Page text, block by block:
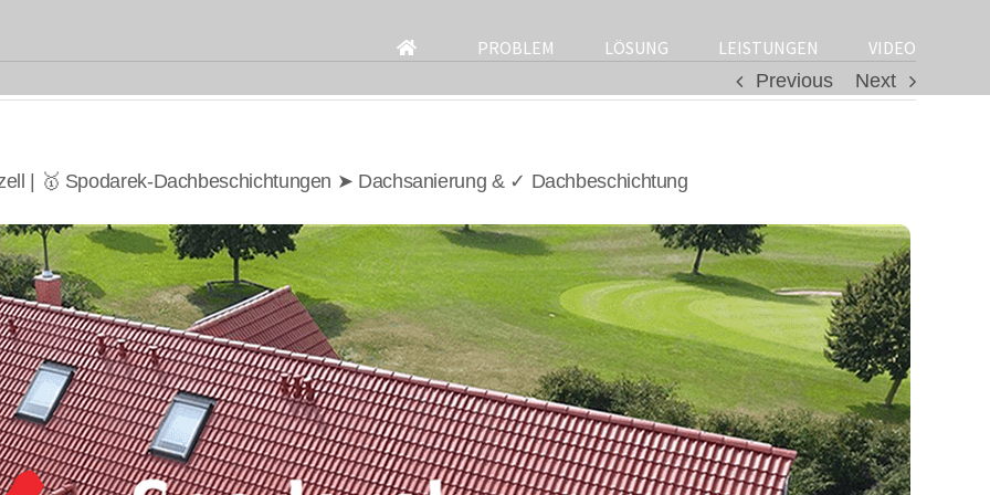
for:
PROBLEM LÖSUNG LEISTUNGEN
VIDEO
Previous
Next
| 🥇 Spodarek-Dachbeschichtungen ➤ Dachsanierung & ✓ Dachbeschichtung